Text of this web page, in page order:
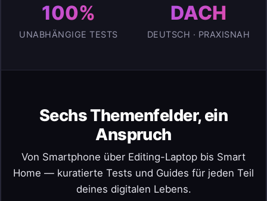
100%
UNABHÄNGIGE TESTS
DACH
DEUTSCH · PRAXISNAH
Sechs Themenfelder, ein
Anspruch
Von Smartphone über Editing-Laptop bis Smart
Home — kuratierte Tests und Guides für jeden Teil
deines digitalen Lebens.